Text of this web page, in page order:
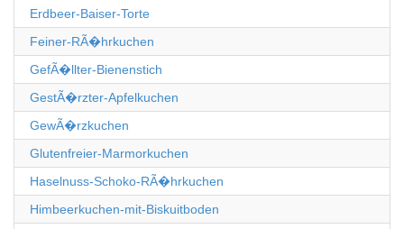
Erdbeer-Baiser-Torte
Feiner-RÃ�hrkuchen
GefÃ�llter-Bienenstich
GestÃ�rzter-Apfelkuchen
GewÃ�rzkuchen
Glutenfreier-Marmorkuchen
Haselnuss-Schoko-RÃ�hrkuchen
Himbeerkuchen-mit-Biskuitboden